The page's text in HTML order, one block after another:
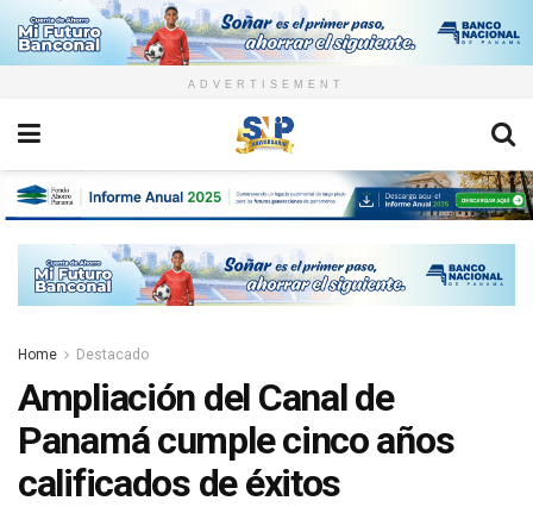
ADVERTISEMENT
Home Destacado
Ampliación del Canal de
Panamá cumple cinco años
calificados de éxitos